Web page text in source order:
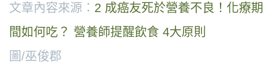
文章內容來源： 2 成癌友死於營養不良！化療期
間如何吃？ 營養師提醒飲食 4大原則
圖/巫俊郡